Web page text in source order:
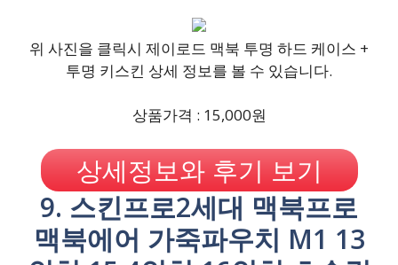
위 사진을 클릭시 제이로드 맥북 투명 하드 케이스 +
투명 키스킨 상세 정보를 볼 수 있습니다.
상품가격 : 15,000원
상세정보와 후기 보기
9. 스킨프로2세대 맥북프로
맥북에어 가죽파우치 M1 13